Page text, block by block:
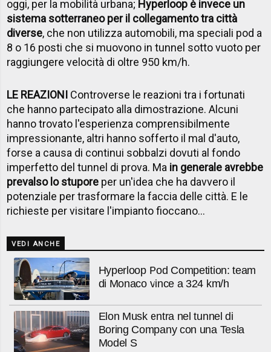
oggi, per la mobilità urbana; Hyperloop è invece un
sistema sotterraneo per il collegamento tra città
diverse, che non utilizza automobili, ma speciali pod a
8 o 16 posti che si muovono in tunnel sotto vuoto per
raggiungere velocità di oltre 950 km/h.
LE REAZIONI Controverse le reazioni tra i fortunati
che hanno partecipato alla dimostrazione. Alcuni
hanno trovato l'esperienza comprensibilmente
impressionante, altri hanno sofferto il mal d'auto,
forse a causa di continui sobbalzi dovuti al fondo
imperfetto del tunnel di prova. Ma in generale avrebbe
prevalso lo stupore per un'idea che ha davvero il
potenziale per trasformare la faccia delle città. E le
richieste per visitare l'impianto fioccano...
VEDI ANCHE
Hyperloop Pod Competition: team
di Monaco vince a 324 km/h
Elon Musk entra nel tunnel di
Boring Company con una Tesla
Model S